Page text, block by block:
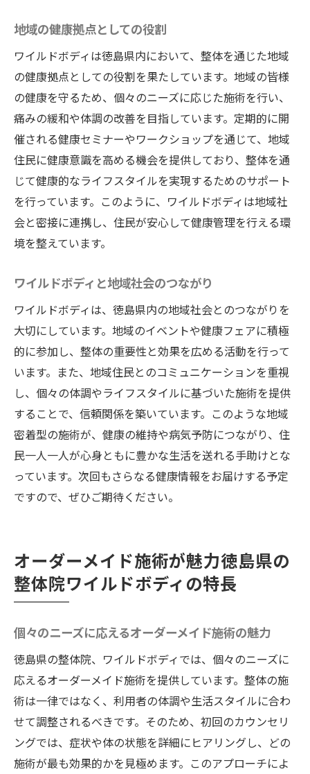
地域の健康拠点としての役割
ワイルドボディは徳島県内において、整体を通じた地域
の健康拠点としての役割を果たしています。地域の皆様
の健康を守るため、個々のニーズに応じた施術を行い、
痛みの緩和や体調の改善を目指しています。定期的に開
催される健康セミナーやワークショップを通じて、地域
住民に健康意識を高める機会を提供しており、整体を通
じて健康的なライフスタイルを実現するためのサポート
を行っています。このように、ワイルドボディは地域社
会と密接に連携し、住民が安心して健康管理を行える環
境を整えています。
ワイルドボディと地域社会のつながり
ワイルドボディは、徳島県内の地域社会とのつながりを
大切にしています。地域のイベントや健康フェアに積極
的に参加し、整体の重要性と効果を広める活動を行って
います。また、地域住民とのコミュニケーションを重視
し、個々の体調やライフスタイルに基づいた施術を提供
することで、信頼関係を築いています。このような地域
密着型の施術が、健康の維持や病気予防につながり、住
民一人一人が心身ともに豊かな生活を送れる手助けとな
っています。次回もさらなる健康情報をお届けする予定
ですので、ぜひご期待ください。
オーダーメイド施術が魅力徳島県の
整体院ワイルドボディの特長
個々のニーズに応えるオーダーメイド施術の魅力
徳島県の整体院、ワイルドボディでは、個々のニーズに
応えるオーダーメイド施術を提供しています。整体の施
術は一律ではなく、利用者の体調や生活スタイルに合わ
せて調整されるべきです。そのため、初回のカウンセリ
ングでは、症状や体の状態を詳細にヒアリングし、どの
施術が最も効果的かを見極めます。このアプローチによ